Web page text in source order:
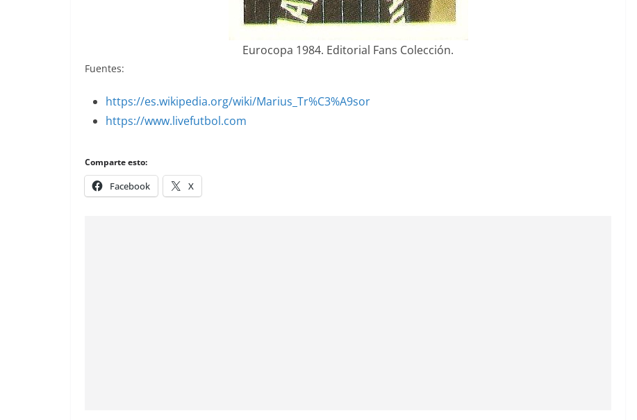
Eurocopa 1984. Editorial Fans Colección.
Fuentes:
https://es.wikipedia.org/wiki/Marius_Tr%C3%A9sor
https://www.livefutbol.com
Comparte esto:
Facebook X